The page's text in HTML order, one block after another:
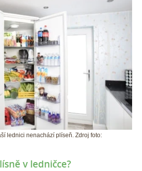
lednici nenachází plíseň. Zdroj foto:
v ledničce?